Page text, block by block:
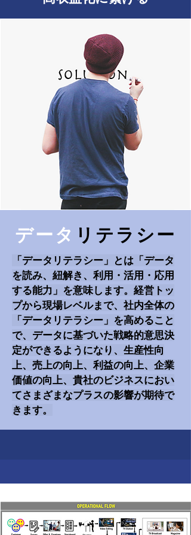
データ リテラシー
「データリテラシー」とは「データ
を読み、紐解き、利用・活用・応用
する能力」を意味します。経営トッ
プから現場レベルまで、社内全体の
「データリテラシー」を高めること
で、データに基づいた戦略的意思決
定ができるようになり、生産性向
上、売上の向上、利益の向上、企業
価値の向上、貴社のビジネスにおい
てさまざまなプラスの影響が期待で
きます。